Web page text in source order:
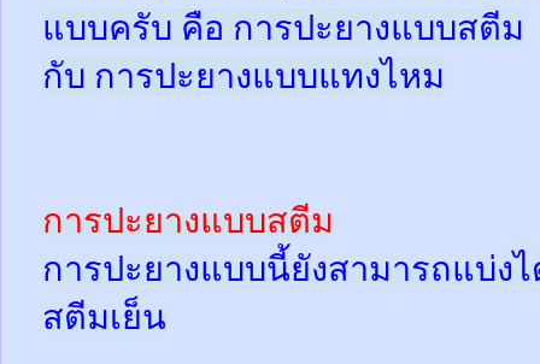
แบบครับ คือ การปะยางแบบสตีม
กับ การปะยางแบบแทงไหม
การปะยางแบบสตีม
การปะยางแบบนี้ยังสามารถแบ่ง
สตีมเย็น